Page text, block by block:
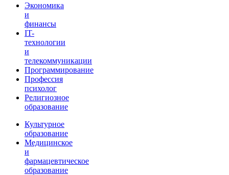
Экономика
и
финансы
IT-
технологии
и
телекоммуникации
Программирование
Профессия
психолог
Религиозное
образование
Культурное
образование
Медицинское
и
фармацевтическое
образование